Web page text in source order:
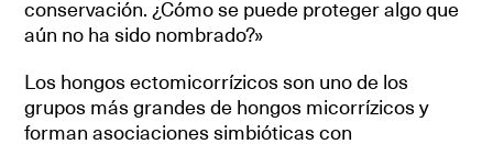
conservación. ¿Cómo se puede proteger algo que
aún no ha sido nombrado?»
Los hongos ectomicorrízicos son uno de los
grupos más grandes de hongos micorrízicos y
forman asociaciones simbióticas con